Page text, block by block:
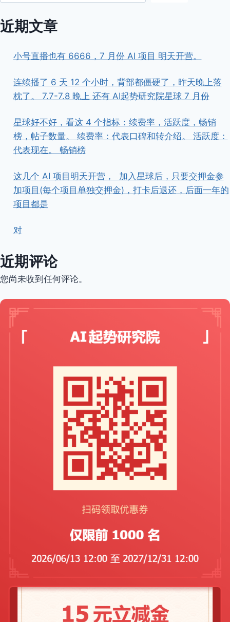
近期文章
小号直播也有 6666，7 月份 AI 项目 明天开营。
连续播了 6 天 12 个小时，背部都僵硬了，昨天晚上落
枕了。 7.7-7.8 晚上 还有 AI起势研究院星球 7 月份
星球好不好，看这 4 个指标：续费率，活跃度，畅销
榜，帖子数量。 续费率：代表口碑和转介绍。 活跃度：
代表现在。 畅销榜
这几个 AI 项目明天开营， ​ ​加入星球后，只要交押金参
加项目(每个项目单独交押金)，打卡后退还，后面一年的
项目都是
对
近期评论
您尚未收到任何评论。